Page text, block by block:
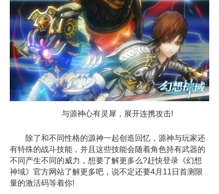
与源神心有灵犀，展开连携攻击!
除了和不同性格的源神一起创造回忆，源神与玩家还
有特殊的战斗技能，并且这些技能会随着角色持有武器的
不同产生不同的威力，想要了解更多么?赶快登录《幻想
神域》官方网站了解更多吧，说不定还要4月11日首测限
量的激活码等着你!